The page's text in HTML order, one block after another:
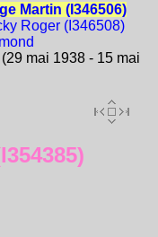
Martin (I346506)
Roger (I346508)
mai 1938 - 15 mai